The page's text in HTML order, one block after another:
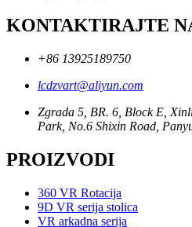
KONTAKTIRAJTE
+86 13925189750
lcdzvart@aliyun.com
Zgrada 5, BR. 6, Block E,
Park, No.6 Shixin Road,
PROIZVODI
360 VR Rotacija
9D VR serija stolica
VR arkadna serija